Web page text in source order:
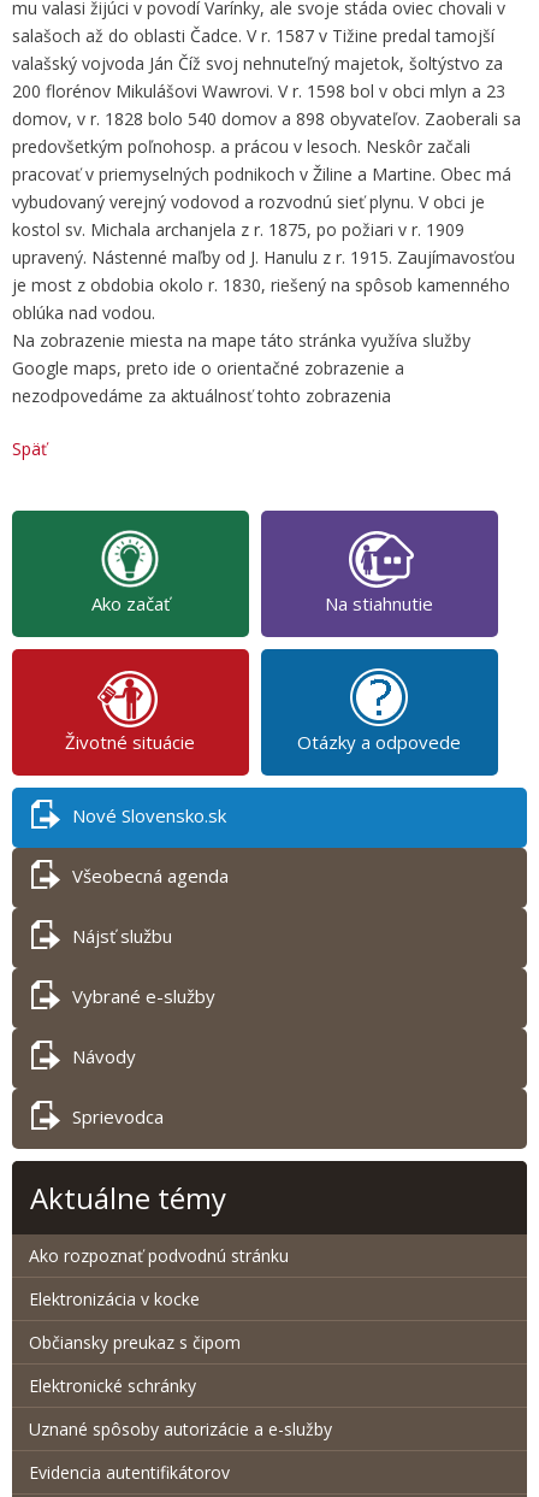
mu valasi žijúci v povodí Varínky, ale svoje stáda oviec chovali v
salašoch až do oblasti Čadce. V r. 1587 v Tižine predal tamojší
valašský vojvoda Ján Číž svoj nehnuteľný majetok, šoltýstvo za
200 florénov Mikulášovi Wawrovi. V r. 1598 bol v obci mlyn a 23
domov, v r. 1828 bolo 540 domov a 898 obyvateľov. Zaoberali sa
predovšetkým poľnohosp. a prácou v lesoch. Neskôr začali
pracovať v priemyselných podnikoch v Žiline a Martine. Obec má
vybudovaný verejný vodovod a rozvodnú sieť plynu. V obci je
kostol sv. Michala archanjela z r. 1875, po požiari v r. 1909
upravený. Nástenné maľby od J. Hanulu z r. 1915. Zaujímavosťou
je most z obdobia okolo r. 1830, riešený na spôsob kamenného
oblúka nad vodou.
Na zobrazenie miesta na mape táto stránka využíva služby
Google maps, preto ide o orientačné zobrazenie a
nezodpovedáme za aktuálnosť tohto zobrazenia
Späť
Ako začať Na stiahnutie
Životné situácie Otázky a odpovede
Nové Slovensko.sk
Všeobecná agenda
Nájsť službu
Vybrané e-služby
Návody
Sprievodca
Aktuálne témy
Ako rozpoznať podvodnú stránku
Elektronizácia v kocke
Občiansky preukaz s čipom
Elektronické schránky
Uznané spôsoby autorizácie a e-služby
Evidencia autentifikátorov